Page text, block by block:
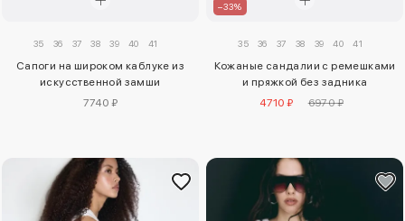
35 36 37 38 39 40 41
Сапоги на широком каблуке из
искусственной замши
7740 ₽
–33%
35 36 37 38 39 40 41
Кожаные сандалии с ремешками
и пряжкой без задника
4710 ₽
6970 ₽